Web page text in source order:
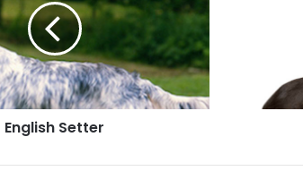
English Setter